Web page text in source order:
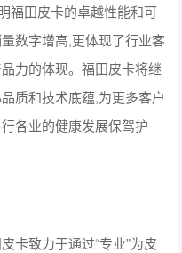
福田皮卡的卓越性能和可
数字增高,更体现了行业客
力的体现。福田皮卡将继
质和技术底蕴,为更多客户
各业的健康发展保驾护
致力于通过“专业”为皮